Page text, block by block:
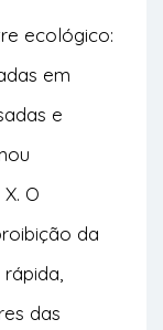
ecológico:
em
e
O
da
das